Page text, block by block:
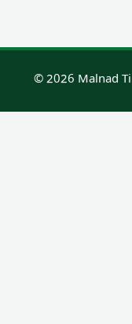
© 2026 Malnad